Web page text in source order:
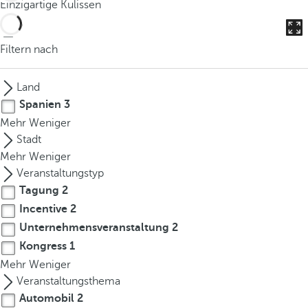
o
c
p
r
e
s
s
h
e
d
o
w
n
a
Einzigartige Kulissen
Filtern nach
Land
Spanien 3
Mehr Weniger
Stadt
Mehr Weniger
Veranstaltungstyp
Tagung 2
Incentive 2
Unternehmensveranstaltung 2
Kongress 1
Mehr Weniger
Veranstaltungsthema
Automobil 2